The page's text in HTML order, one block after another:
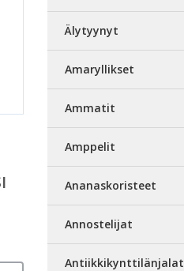
Älytyynyt
Amaryllikset
Ammatit
Amppelit
Ananaskoristeet
Annostelijat
Antiikkikynttilänjalat